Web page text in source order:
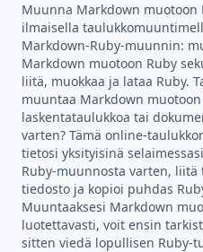
Muunna Markdown muotoon
ilmaisella
Markdown-Ruby-muunnin:
Markdown muotoon Ruby
liitä, muokkaa ja lataa Ruby.
muuntaa Markdown muotoon
laskentataulukkoa tai
varten? Tämä online-
tietosi yksityisinä
Ruby-muunnosta varten, liitä
tiedosto ja kopioi puhdas
Muuntaaksesi Markdown
luotettavasti, voit ensin
sitten viedä lopullisen Ruby-